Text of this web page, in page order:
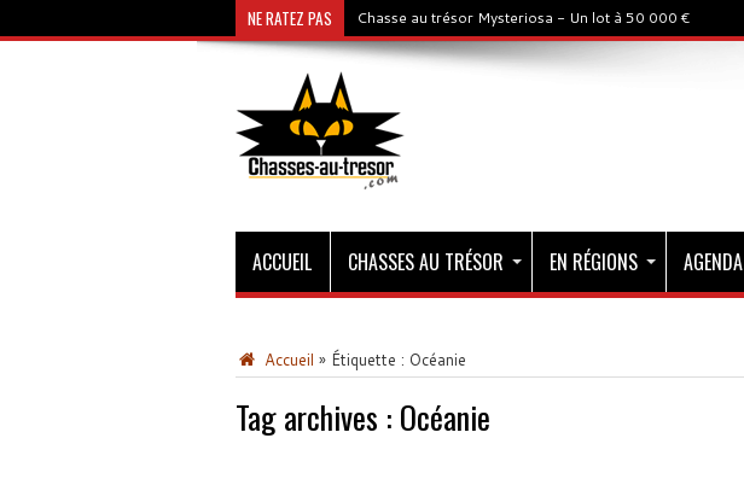
NE RATEZ PAS Chasse au trésor Mysteriosa - Un lot à 50 000 €
ACCUEIL CHASSES AU TRÉSOR EN RÉGIONS AGENDA
Accueil » Étiquette : Océanie
Tag archives : Océanie